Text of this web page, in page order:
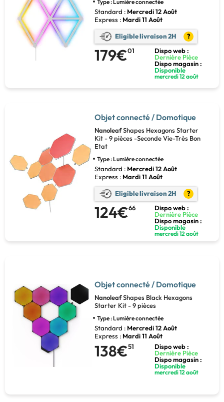
Type : Lumière connectée
Standard : Mercredi 12 Août
Express : Mardi 11 Août
Eligible livraison 2H ?
179€01
Dispo web :
Dernière Pièce
Dispo magasin :
Disponible
mercredi 12 août
Objet connecté / Domotique
NanoleafShapes Hexagons Starter
Kit - 9 pièces -Seconde Vie-Très Bon
Etat
Type : Lumière connectée
Standard : Mercredi 12 Août
Express : Mardi 11 Août
Eligible livraison 2H ?
124€66
Dispo web :
Dernière Pièce
Dispo magasin :
Disponible
mercredi 12 août
Objet connecté / Domotique
NanoleafShapes Black Hexagons
Starter Kit - 9 pièces
Type : Lumière connectée
Standard : Mercredi 12 Août
Express : Mardi 11 Août
138€51
Dispo web :
Dernière Pièce
Dispo magasin :
Disponible
mercredi 12 août